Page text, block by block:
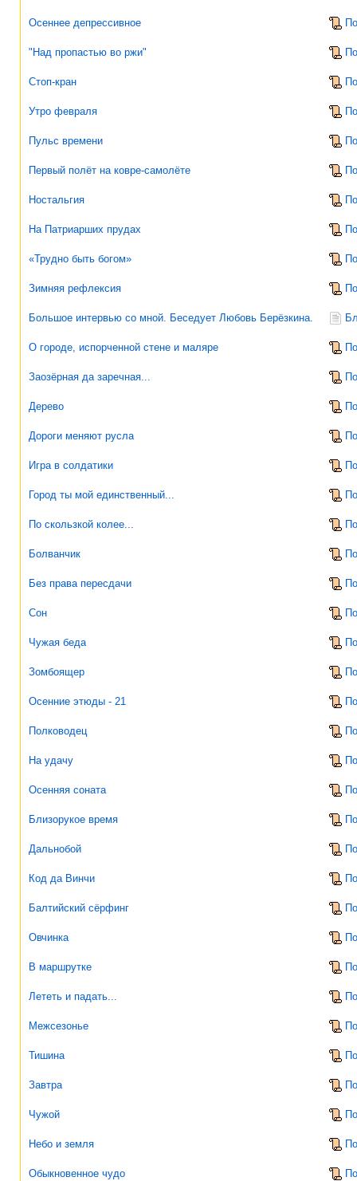
Осеннее депрессивное
"Над пропастью во ржи"
Стоп-кран
Утро февраля
Пульс времени
Первый полёт на ковре-самолёте
Ностальгия
На Патриарших прудах
«Трудно быть богом»
Зимняя рефлексия
Большое интервью со мной. Беседует Любовь Берёзкина.
О городе, испорченной стене и маляре
Заозёрная да заречная...
Дерево
Дороги меняют русла
Игра в солдатики
Город ты мой единственный...
По скользкой колее...
Болванчик
Без права пересдачи
Сон
Чужая беда
Зомбоящер
Осенние этюды - 21
Полководец
На удачу
Осенняя соната
Близорукое время
Дальнобой
Код да Винчи
Балтийский сёрфинг
Овчинка
В маршрутке
Лететь и падать...
Межсезонье
Тишина
Завтра
Чужой
Небо и земля
Обыкновенное чудо